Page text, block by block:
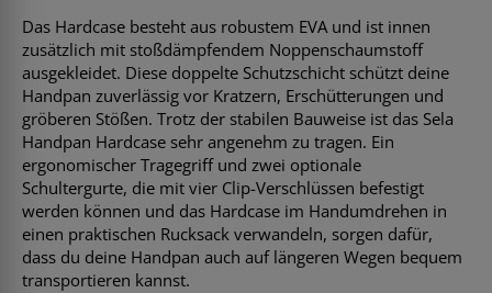
Das Hardcase besteht aus robustem EVA und ist innen
zusätzlich mit stoßdämpfendem Noppenschaumstoff
ausgekleidet. Diese doppelte Schutzschicht schützt deine
Handpan zuverlässig vor Kratzern, Erschütterungen und
gröberen Stößen. Trotz der stabilen Bauweise ist das Sela
Handpan Hardcase sehr angenehm zu tragen. Ein
ergonomischer Tragegriff und zwei optionale
Schultergurte, die mit vier Clip-Verschlüssen befestigt
werden können und das Hardcase im Handumdrehen in
einen praktischen Rucksack verwandeln, sorgen dafür,
dass du deine Handpan auch auf längeren Wegen bequem
transportieren kannst.